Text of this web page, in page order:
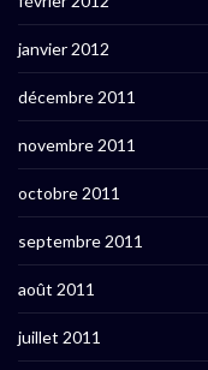
janvier 2012
décembre 2011
novembre 2011
octobre 2011
septembre 2011
août 2011
juillet 2011